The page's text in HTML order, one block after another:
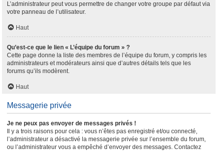
L’administrateur peut vous permettre de changer votre groupe par défaut via
votre panneau de l’utilisateur.
Haut
Qu’est-ce que le lien « L’équipe du forum » ?
Cette page donne la liste des membres de l’équipe du forum, y compris les
administrateurs et modérateurs ainsi que d’autres détails tels que les
forums qu’ils modèrent.
Haut
Messagerie privée
Je ne peux pas envoyer de messages privés !
Il y a trois raisons pour cela : vous n’êtes pas enregistré et/ou connecté,
l’administrateur a désactivé la messagerie privée sur l’ensemble du forum,
ou l’administrateur vous a empêché d’envoyer des messages. Contactez